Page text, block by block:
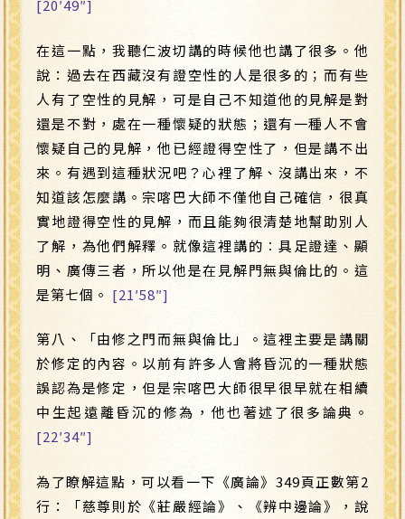
[20′49″]
在這一點，我聽仁波切講的時候他也講了很多。他
說：過去在西藏沒有證空性的人是很多的；而有些
人有了空性的見解，可是自己不知道他的見解是對
還是不對，處在一種懷疑的狀態；還有一種人不會
懷疑自己的見解，他已經證得空性了，但是講不出
來。有遇到這種狀況吧？心裡了解、沒講出來，不
知道該怎麼講。宗喀巴大師不僅他自己確信，很真
實地證得空性的見解，而且能夠很清楚地幫助別人
了解，為他們解釋。就像這裡講的︰具足證達、顯
明、廣傳三者，所以他是在見解門無與倫比的。這
是第七個。 [21′58″]
第八、「由修之門而無與倫比」。這裡主要是講關
於修定的內容。以前有許多人會將昏沉的一種狀態
誤認為是修定，但是宗喀巴大師很早很早就在相續
中生起遠離昏沉的修為，他也著述了很多論典。
[22′34″]
為了瞭解這點，可以看一下《廣論》349頁正數第2
行：「慈尊則於《莊嚴經論》、《辨中邊論》，說